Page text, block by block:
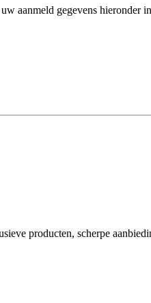
aanmeld gegevens hieronder
producten, scherpe